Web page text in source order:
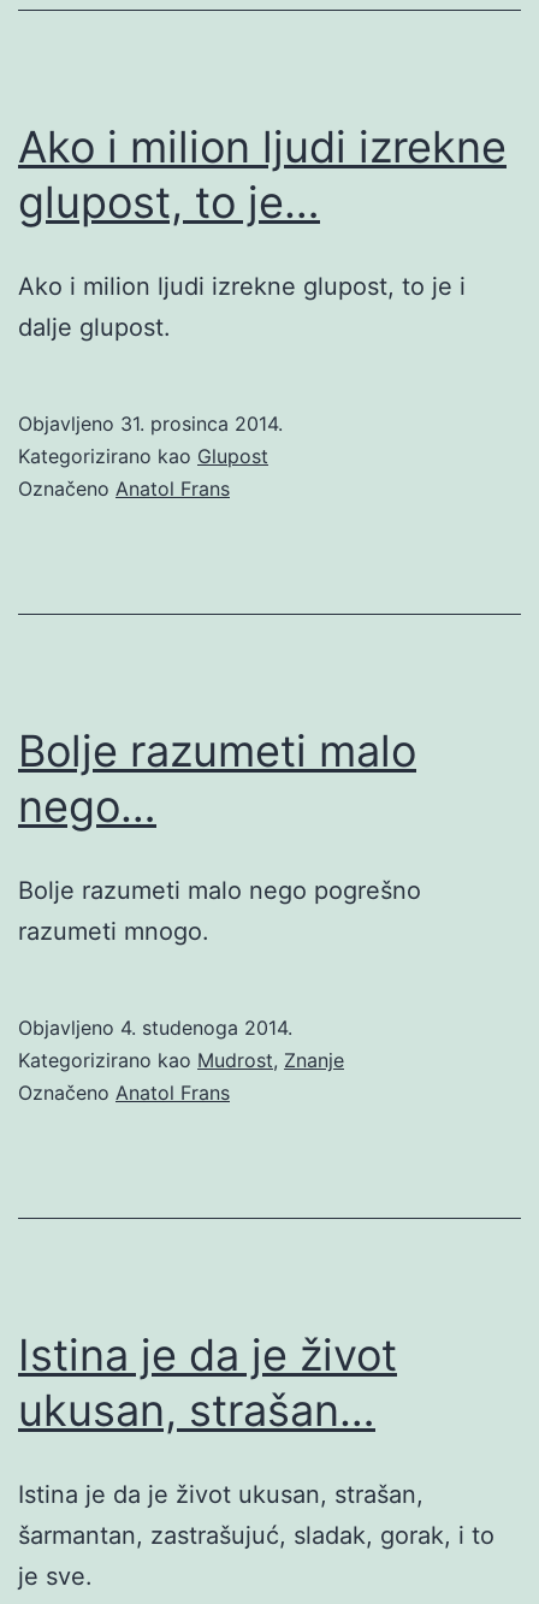
Ako i milion ljudi izrekne
glupost, to je…
Ako i milion ljudi izrekne glupost, to je i
dalje glupost.
Objavljeno 31. prosinca 2014.
Kategorizirano kao Glupost
Označeno Anatol Frans
Bolje razumeti malo
nego…
Bolje razumeti malo nego pogrešno
razumeti mnogo.
Objavljeno 4. studenoga 2014.
Kategorizirano kao Mudrost, Znanje
Označeno Anatol Frans
Istina je da je život
ukusan, strašan…
Istina je da je život ukusan, strašan,
šarmantan, zastrašujuć, sladak, gorak, i to
je sve.